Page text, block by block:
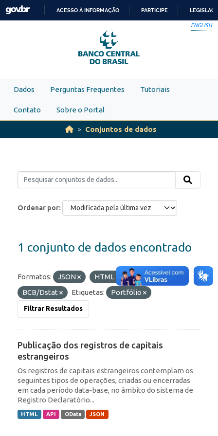
Skip to main content
PARA
O
CONTEÚDO
ACESSO À INFORMAÇÃO PARTICIPE
ENGLISH
Dados Perguntas Frequentes Tutoriais
Contato Sobre o Portal
Conjuntos de dados
Ordenar por
1 conjunto de dados encontrado
Formatos: JSON HTML
Organizações:
BCB/Dstat
Etiquetas: Portfólio
Filtrar Resultados
Publicação dos registros de capitais
estrangeiros
Os registros de capitais estrangeiros contemplam os
seguintes tipos de operações, criadas ou encerradas
em cada período data-base, no âmbito do sistema de
Registro Declaratório...
HTML API OData JSON